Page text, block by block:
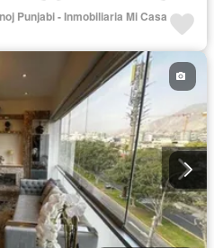
Cuarto de servicio
Punjabi - Inmobiliaria Mi Casa